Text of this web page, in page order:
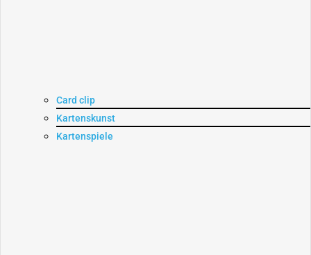
Card clip
Kartenskunst
Kartenspiele